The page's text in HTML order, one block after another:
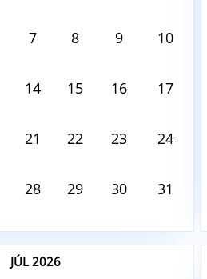
7 8 9 10
14 15 16 17
21 22 23 24
28 29 30 31
JÚL 2026